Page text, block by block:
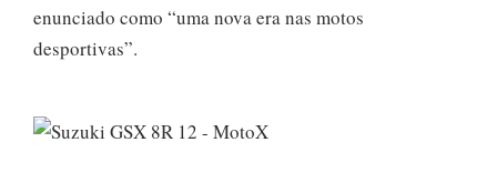
enunciado como “uma nova era nas motos
desportivas”.